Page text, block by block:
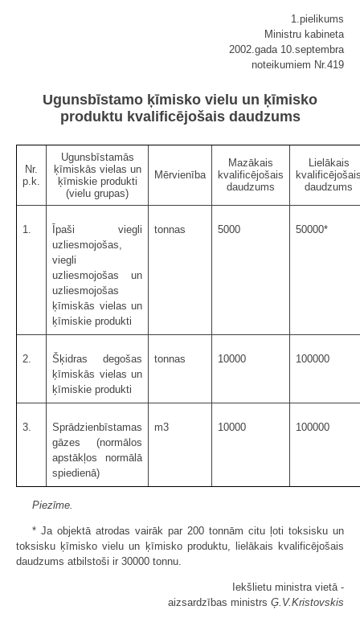
1.pielikums
Ministru kabineta
2002.gada 10.septembra
noteikumiem Nr.419
Ugunsbīstamo ķīmisko vielu un ķīmisko
produktu kvalificējošais daudzums
Nr.
p.k.
Ugunsbīstamās
ķīmiskās vielas un
ķīmiskie produkti
(vielu grupas)
Mērvienība
Mazākais
kvalificējošais
daudzums
Lielākais
daudzums
1.
Īpaši viegli
uzliesmojošas,
viegli
uzliesmojošas un
uzliesmojošas
ķīmiskās vielas un
ķīmiskie produkti
tonnas 5000 50000*
2.
Šķidras degošas
ķīmiskās vielas un
ķīmiskie produkti
tonnas 10000 100000
3.
Sprādzienbīstamas
gāzes (normālos
apstākļos normālā
spiedienā)
m3 10000 100000
Piezīme.
* Ja objektā atrodas vairāk par 200 tonnām citu ļoti toksisku un
toksisku ķīmisko vielu un ķīmisko produktu, lielākais kvalificējošais
daudzums atbilstoši ir 30000 tonnu.
Iekšlietu ministra vietā -
aizsardzības ministrs Ģ.V.Kristovskis